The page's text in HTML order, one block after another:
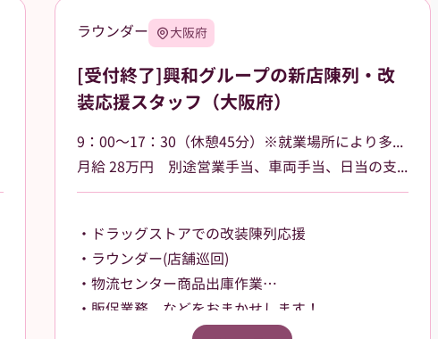
区などを担当していただきます。
ラウンダー 大阪府
[受付終了]興和グループの新店陳列・改
装応援スタッフ（大阪府）
9：00～17：30（休憩45分）※就業場所により多少の変動があります
月給 28万円 別途営業手当、車両手当、日当の支給あり
・ドラッグストアでの改装陳列応援
・ラウンダー(店舗巡回)
・物流センター商品出庫作業
・販促業務 などをおまかせします！
改装陳列応援の場合は1日1～2店舗、店舗巡回の場